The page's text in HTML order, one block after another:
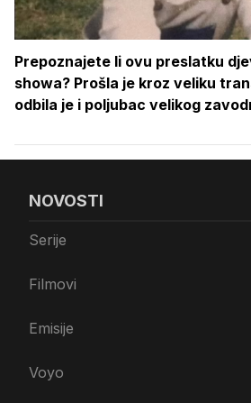
Prepoznajete li ovu preslatku
showa? Prošla je kroz veliku
odbila je i poljubac velikog
NOVOSTI
Serije
Filmovi
Emisije
Voyo